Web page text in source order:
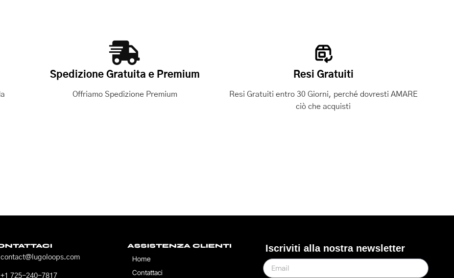
Spedizione Gratuita e Premium
Offriamo Spedizione Premium
Resi Gratuiti
Resi Gratuiti entro 30 Giorni, perché dovresti AMARE
ciò che acquisti
contact@lugoloops.com
+1 725-240-7817
ASSISTENZA CLIENTI
Home
Contattaci
Iscriviti alla nostra newsletter